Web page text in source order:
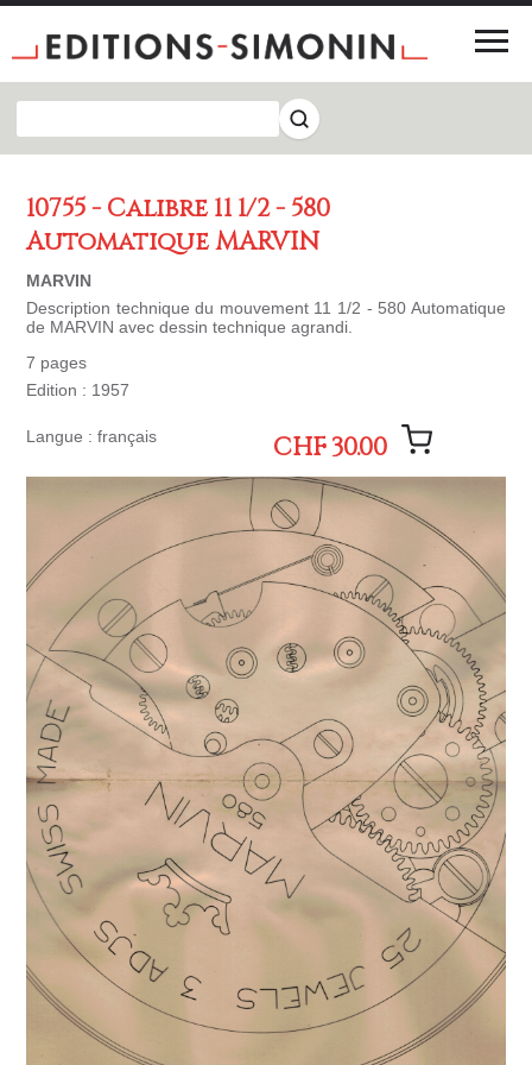
10755 - Calibre 11 1/2 - 580
Automatique MARVIN
MARVIN
Description technique du mouvement 11 1/2 - 580 Automatique
de MARVIN avec dessin technique agrandi.
7 pages
Edition : 1957
Langue : français CHF 30.00